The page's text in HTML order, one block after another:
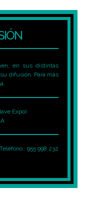
en sus distintas
difusión. Para más
Expo)
Teléfono.: 955 998 232